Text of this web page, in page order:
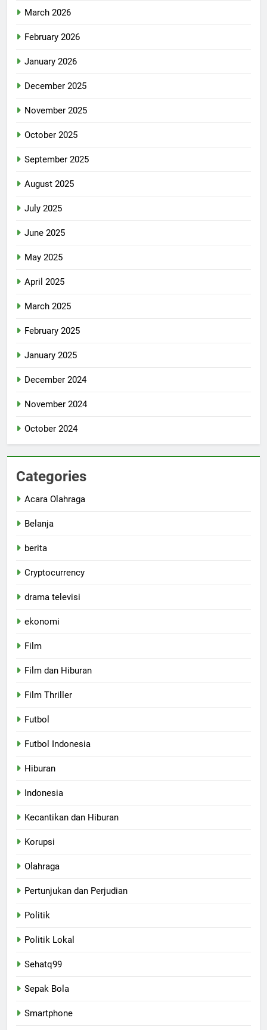
March 2026
February 2026
January 2026
December 2025
November 2025
October 2025
September 2025
August 2025
July 2025
June 2025
May 2025
April 2025
March 2025
February 2025
January 2025
December 2024
November 2024
October 2024
Categories
Acara Olahraga
Belanja
berita
Cryptocurrency
drama televisi
ekonomi
Film
Film dan Hiburan
Film Thriller
Futbol
Futbol Indonesia
Hiburan
Indonesia
Kecantikan dan Hiburan
Korupsi
Olahraga
Pertunjukan dan Perjudian
Politik
Politik Lokal
Sehatq99
Sepak Bola
Smartphone